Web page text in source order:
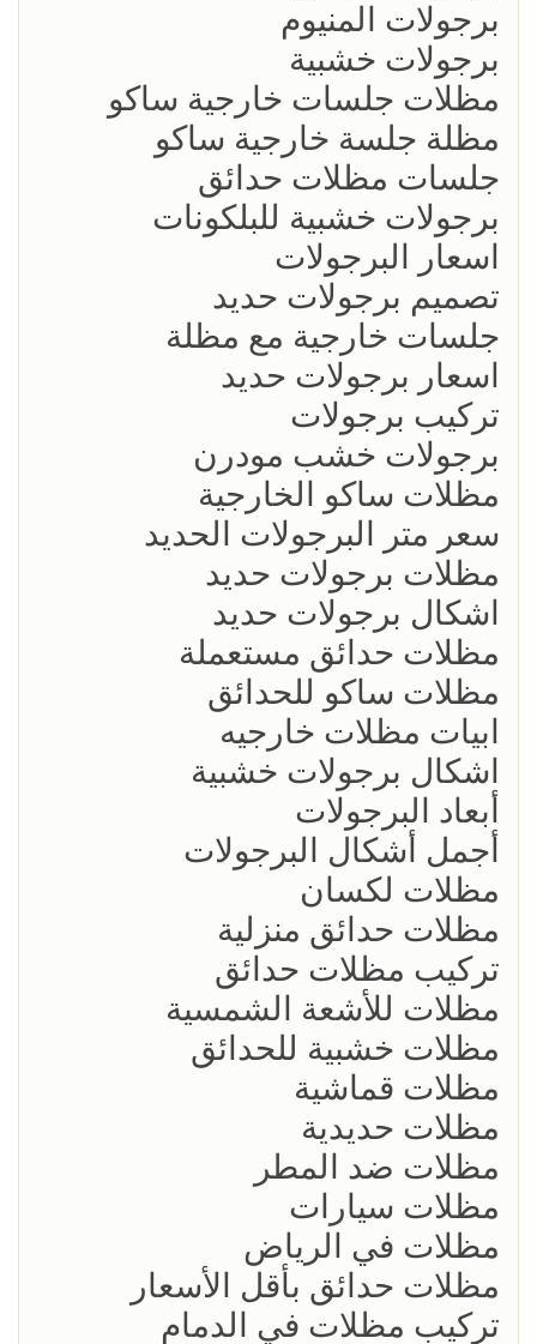
برجولات المنيوم
برجولات خشبية
مظلات جلسات خارجية ساكو
مظلة جلسة خارجية ساكو
جلسات مظلات حدائق
برجولات خشبية للبلكونات
اسعار البرجولات
تصميم برجولات حديد
جلسات خارجية مع مظلة
اسعار برجولات حديد
تركيب برجولات
برجولات خشب مودرن
مظلات ساكو الخارجية
سعر متر البرجولات الحديد
مظلات برجولات حديد
اشكال برجولات حديد
مظلات حدائق مستعملة
مظلات ساكو للحدائق
ابيات مظلات خارجيه
اشكال برجولات خشبية
أبعاد البرجولات
أجمل أشكال البرجولات
مظلات لكسان
مظلات حدائق منزلية
تركيب مظلات حدائق
مظلات للأشعة الشمسية
مظلات خشبية للحدائق
مظلات قماشية
مظلات حديدية
مظلات ضد المطر
مظلات سيارات
مظلات في الرياض
مظلات حدائق بأقل الأسعار
تركيب مظلات في الدمام